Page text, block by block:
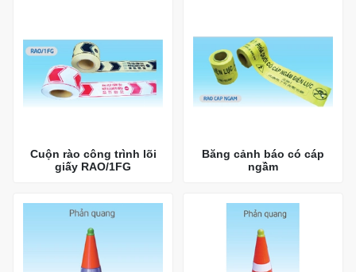
Cuộn rào công trình lõi
giấy RAO/1FG
Băng cảnh báo có cáp
ngầm